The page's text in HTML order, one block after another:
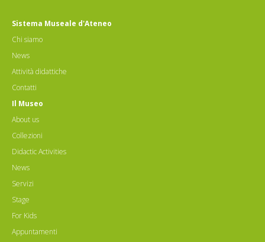
Sistema Museale d'Ateneo
Chi siamo
News
Attività didattiche
Contatti
Il Museo
About us
Collezioni
Didactic Activities
News
Servizi
Stage
For Kids
Appuntamenti